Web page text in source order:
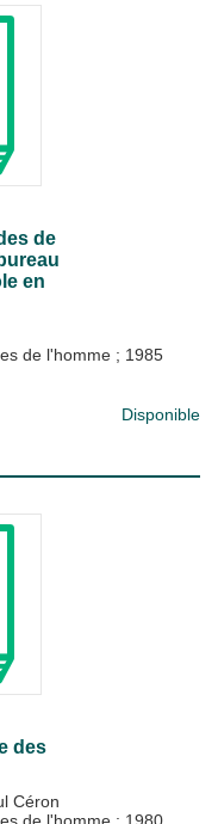
de
en
de l'homme ; 1985
Disponible
des
Céron